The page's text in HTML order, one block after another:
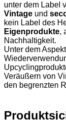
unter dem Label
Vintage und
kein Label des
Eigenprodukte,
Nachhaltigkeit.
Unter dem
Veräußern von
den begrenzten